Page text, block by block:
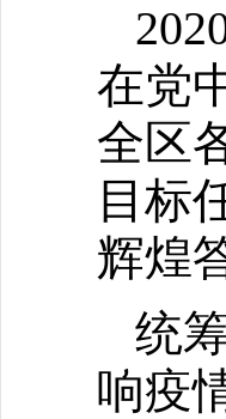
在党
全区
目标
辉煌
统
响疫